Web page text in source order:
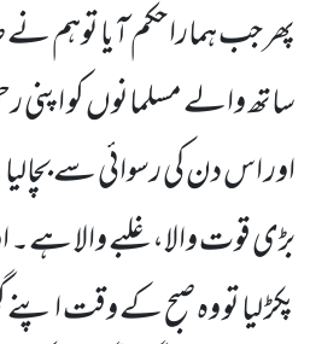
پھر جب ہمارا حکم آیا توہم
ساتھ والے مسلمانوں کو اپنی
اور اس دن کی رسوائی سے
بڑی قوت والا، غلبے والا ہے۔
پکڑ لیا تو وہ صبح کے وقت